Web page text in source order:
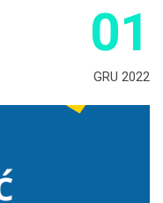
01
GRU 2022